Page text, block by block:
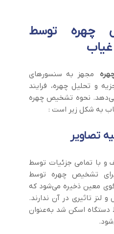
چهره توسط
مجهز به سنسورهای
و تحلیل چهره، فرایند
نحوه تشخیص چهره
به شکل زیر است :
تصاویر
و با تمامی جزئیات توسط
تشخیص چهره توسط
معین ذخیره می‌شود که
لنز تاثیری در آن ندارند.
اسکن شد به‌عنوان